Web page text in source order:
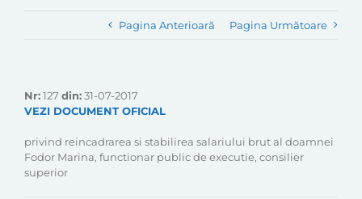
Pagina Anterioară Pagina Următoare
Nr:127 din:31-07-2017
VEZI DOCUMENT OFICIAL
privind reincadrarea si stabilirea salariului brut al doamnei
Fodor Marina, functionar public de executie, consilier
superior